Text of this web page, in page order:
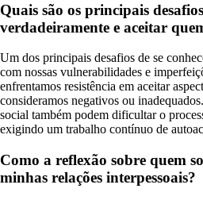
Quais são os principais
verdadeiramente e aceitar
Um dos principais desafios de se
com nossas vulnerabilidades e
enfrentamos resistência em aceitar
consideramos negativos ou
social também podem dificultar o
exigindo um trabalho contínuo de
Como a reflexão sobre quem
minhas relações interpessoais?